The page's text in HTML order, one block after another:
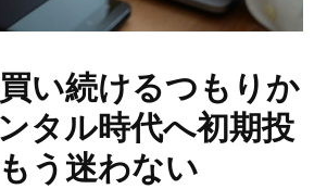
い続けるつもりか
タル時代へ初期投
う迷わない